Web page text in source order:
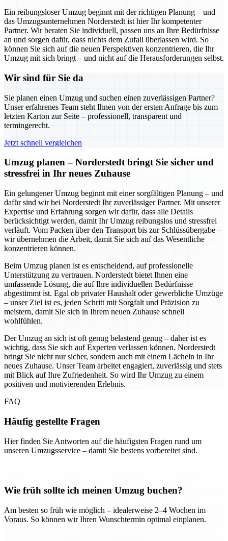
Ein reibungsloser Umzug beginnt mit der richtigen Planung – und
das Umzugsunternehmen Norderstedt ist hier Ihr kompetenter
Partner. Wir beraten Sie individuell, passen uns an Ihre Bedürfnisse
an und sorgen dafür, dass nichts dem Zufall überlassen wird. So
können Sie sich auf die neuen Perspektiven konzentrieren, die Ihr
Umzug mit sich bringt – und nicht auf die Herausforderungen selbst.
Wir sind für Sie da
Sie planen einen Umzug und suchen einen zuverlässigen Partner?
Unser erfahrenes Team steht Ihnen von der ersten Anfrage bis zum
letzten Karton zur Seite – professionell, transparent und
termingerecht.
Jetzt schnell vergleichen
Umzug planen – Norderstedt bringt Sie sicher und
stressfrei in Ihr neues Zuhause
Ein gelungener Umzug beginnt mit einer sorgfältigen Planung – und
dafür sind wir bei Norderstedt Ihr zuverlässiger Partner. Mit unserer
Expertise und Erfahrung sorgen wir dafür, dass alle Details
berücksichtigt werden, damit Ihr Umzug reibungslos und stressfrei
verläuft. Vom Packen über den Transport bis zur Schlüssübergabe –
wir übernehmen die Arbeit, damit Sie sich auf das Wesentliche
konzentrieren können.
Beim Umzug planen ist es entscheidend, auf professionelle
Unterstützung zu vertrauen. Norderstedt bietet Ihnen eine
umfassende Lösung, die auf Ihre individuellen Bedürfnisse
abgestimmt ist. Egal ob privater Haushalt oder gewerbliche Umzüge
– unser Ziel ist es, jeden Schritt mit Sorgfalt und Präzision zu
meistern, damit Sie sich in Ihrem neuen Zuhause schnell
wohlfühlen.
Der Umzug an sich ist oft genug belastend genug – daher ist es
wichtig, dass Sie sich auf Experten verlassen können. Norderstedt
bringt Sie nicht nur sicher, sondern auch mit einem Lächeln in Ihr
neues Zuhause. Unser Team arbeitet engagiert, zuverlässig und stets
mit Blick auf Ihre Zufriedenheit. So wird Ihr Umzug zu einem
positiven und motivierenden Erlebnis.
FAQ
Häufig gestellte Fragen
Hier finden Sie Antworten auf die häufigsten Fragen rund um
unseren Umzugsservice – damit Sie bestens vorbereitet sind.
Wie früh sollte ich meinen Umzug buchen?
Am besten so früh wie möglich – idealerweise 2–4 Wochen im
Voraus. So können wir Ihren Wunschtermin optimal einplanen.